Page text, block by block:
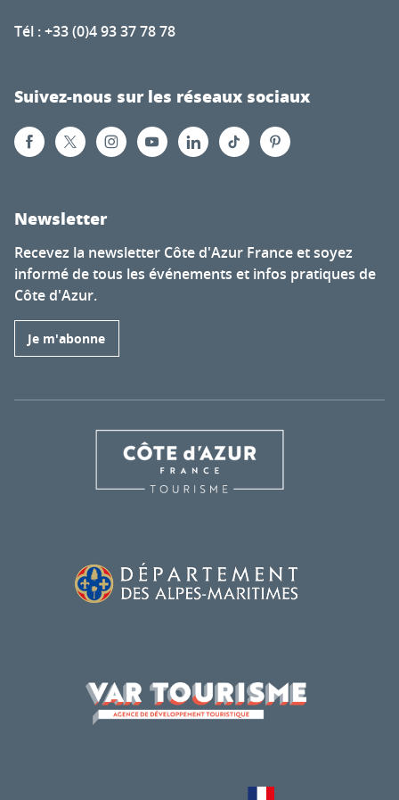
Tél : +33 (0)4 93 37 78 78
Suivez-nous sur les réseaux sociaux
Newsletter
Recevez la newsletter Côte d'Azur France et soyez
informé de tous les événements et infos pratiques de
Côte d'Azur.
Je m'abonne